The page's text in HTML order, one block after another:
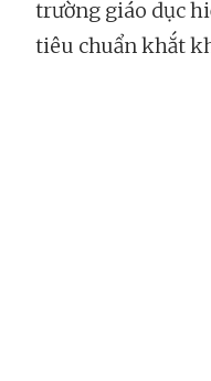
trường giáo dục
tiêu chuẩn khắt